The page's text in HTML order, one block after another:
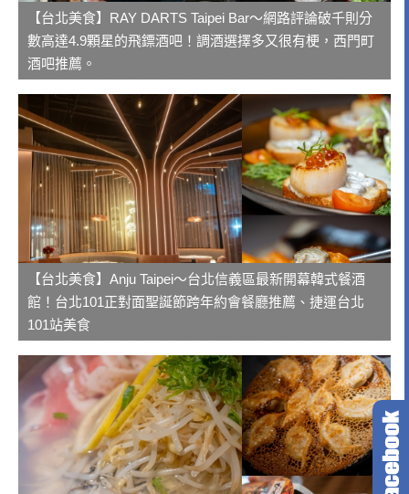
【台北美食】RAY DARTS Taipei Bar～網路評論破千則分
數高達4.9顆星的飛鏢酒吧！調酒選擇多又很有梗，西門町
酒吧推薦。
【台北美食】Anju Taipei～台北信義區最新開幕韓式餐酒
館！台北101正對面聖誕節跨年約會餐廳推薦、捷運台北
101站美食